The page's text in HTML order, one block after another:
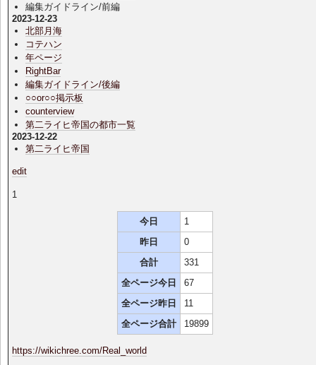
編集ガイドライン/前編
2023-12-23
北部月海
コテハン
年ページ
RightBar
編集ガイドライン/後編
○○or○○掲示板
counterview
第二ライヒ帝国の都市一覧
2023-12-22
第二ライヒ帝国
edit
1
今日
1
昨日
0
合計
331
全ページ今日
67
全ページ昨日
11
全ページ合計
19899
https://wikichree.com/Real_world